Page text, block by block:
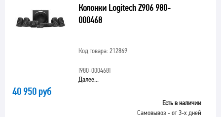
Колонки Logitech Z906 980-
000468
Код товара: 212869
[980-000468]
Далее...
40 950 руб
Есть в наличии
Самовывоз - от 3-х дней